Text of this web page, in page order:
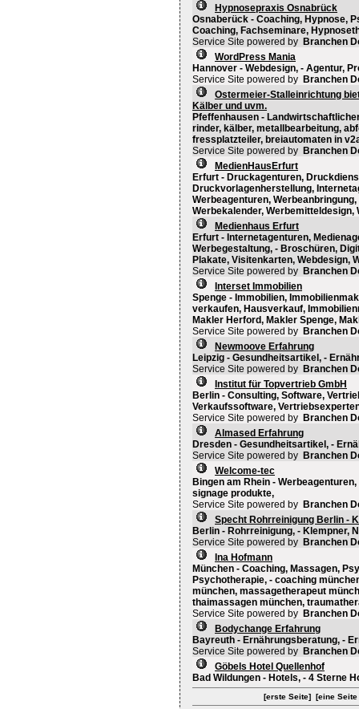
Hypnosepraxis Osnabrück
Osnaberück - Coaching, Hypnose,
Coaching, Fachseminare,
Service Site powered by Branchen
WordPress Mania
Hannover - Webdesign, - Agentur,
Service Site powered by Branchen
Ostermeier-Stalleinrichtung
Kälber und uvm.
Pfeffenhausen -
rinder, kälber, metallbearbeitung,
fressplatzteiler, breiautomaten in
Service Site powered by Branchen
MedienHausErfurt
Erfurt - Druckagenturen,
Druckvorlagenherstellung,
Werbeagenturen,
Werbekalender, Werbemitteldesign,
Medienhaus Erfurt
Erfurt - Internetagenturen,
Werbegestaltung, - Broschüren,
Plakate, Visitenkarten, Webdesign,
Service Site powered by Branchen
Interset Immobilien
Spenge - Immobilien,
verkaufen, Hausverkauf,
Makler Herford, Makler Spenge,
Service Site powered by Branchen
Newmoove Erfahrung
Leipzig - Gesundheitsartikel, -
Service Site powered by Branchen
Institut für Topvertrieb GmbH
Berlin - Consulting, Software,
Verkaufssoftware,
Service Site powered by Branchen
Almased Erfahrung
Dresden - Gesundheitsartikel, -
Service Site powered by Branchen
Welcome-tec
Bingen am Rhein -
signage produkte,
Service Site powered by Branchen
Specht Rohrreinigung Berlin -
Berlin - Rohrreinigung, - Klempner,
Service Site powered by Branchen
Ina Hofmann
München - Coaching, Massagen,
Psychotherapie, - coaching
münchen, massagetherapeut
thaimassagen münchen,
Service Site powered by Branchen
Bodychange Erfahrung
Bayreuth - Ernährungsberatung, -
Service Site powered by Branchen
Göbels Hotel Quellenhof
Bad Wildungen - Hotels, - 4 Sterne
[erste Seite] [eine